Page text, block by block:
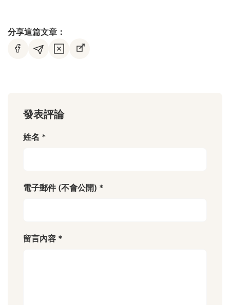
分享這篇文章：
發表評論
姓名 *
電子郵件 (不會公開) *
留言內容 *